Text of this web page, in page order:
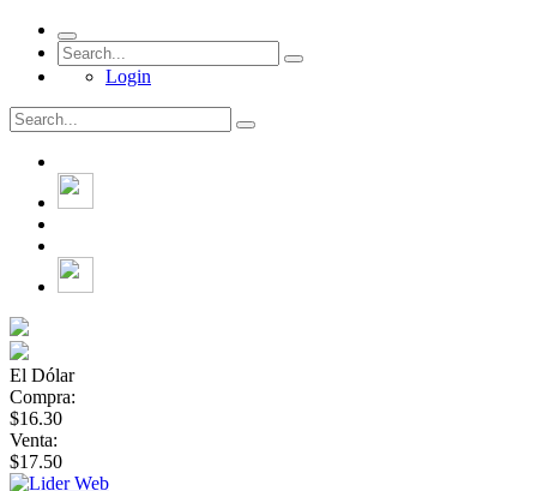
Login
El Dólar
Compra:
$16.30
Venta:
$17.50